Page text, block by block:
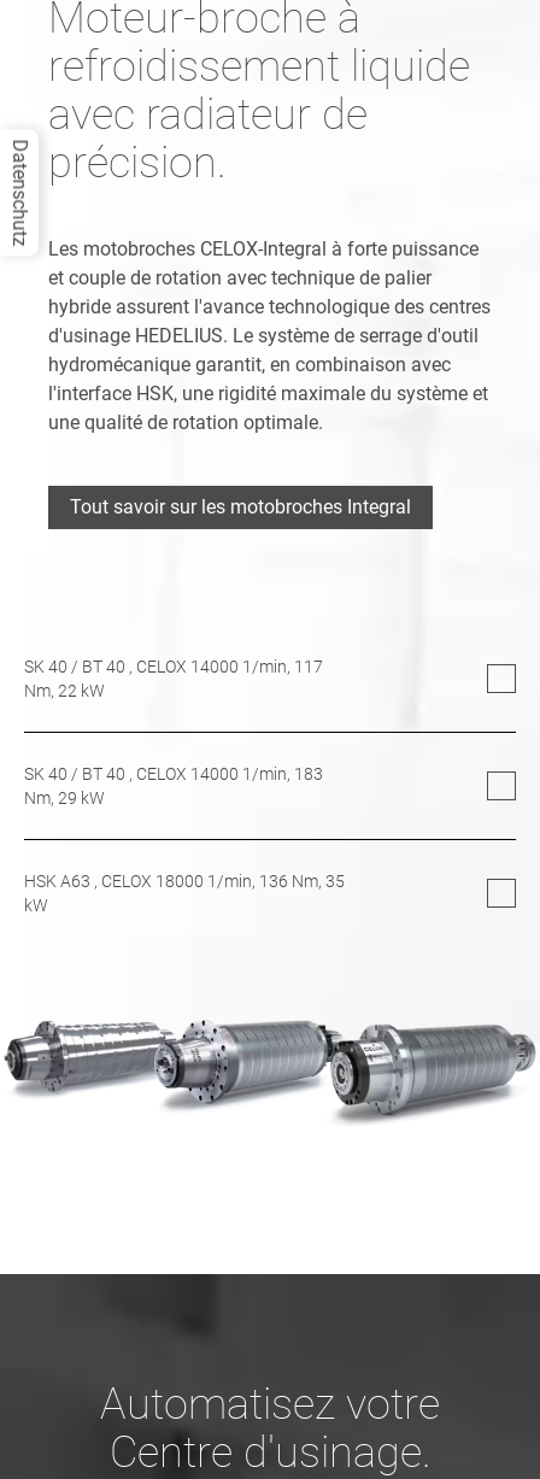
Moteur-broche à
refroidissement liquide
avec radiateur de
précision.
Les motobroches CELOX-Integral à forte puissance
et couple de rotation avec technique de palier
hybride assurent l'avance technologique des centres
d'usinage HEDELIUS. Le système de serrage d'outil
hydromécanique garantit, en combinaison avec
l'interface HSK, une rigidité maximale du système et
une qualité de rotation optimale.
Tout savoir sur les motobroches Integral
SK 40 / BT 40 , CELOX 14000 1/min, 117
Nm, 22 kW
SK 40 / BT 40 , CELOX 14000 1/min, 183
Nm, 29 kW
HSK A63 , CELOX 18000 1/min, 136 Nm, 35
kW
Automatisez votre
Centre d'usinage.
Datenschutz